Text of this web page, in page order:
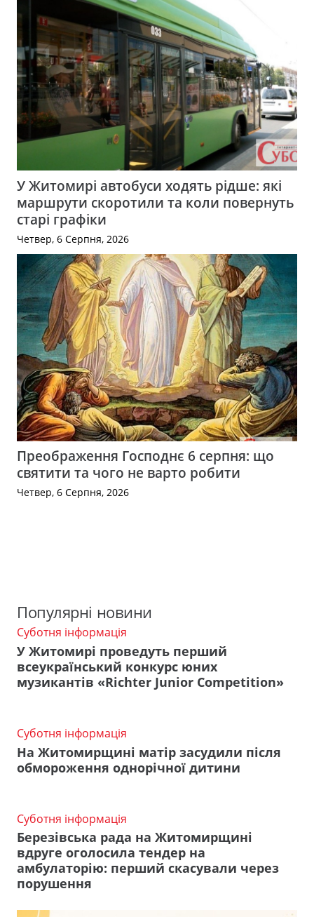
У Житомирі автобуси ходять рідше: які
маршрути скоротили та коли повернуть
старі графіки
Четвер, 6 Серпня, 2026
Преображення Господнє 6 серпня: що
святити та чого не варто робити
Четвер, 6 Серпня, 2026
Популярні новини
Суботня інформація
У Житомирі проведуть перший
всеукраїнський конкурс юних
музикантів «Richter Junior Competition»
Суботня інформація
На Житомирщині матір засудили після
обмороження однорічної дитини
Суботня інформація
Березівська рада на Житомирщині
вдруге оголосила тендер на
амбулаторію: перший скасували через
порушення